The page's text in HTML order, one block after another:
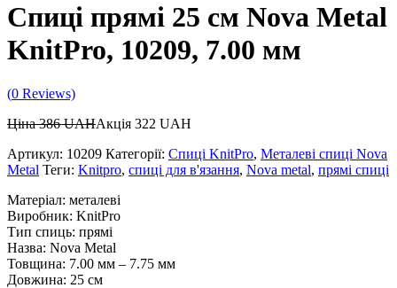
Спиці прямі 25 см Nova Metal
KnitPro, 10209, 7.00 мм
(0 Reviews)
Ціна386UAHАкція 322 UAH
Артикул: 10209 Категорії: Спиці KnitPro, Металеві спиці Nova
Metal Теги: Knitpro, спиці для в'язання, Nova metal, прямі спиці
Матеріал: металеві
Виробник: KnitPro
Тип спиць: прямі
Назва: Nova Metal
Товщина: 7.00 мм – 7.75 мм
Довжина: 25 см